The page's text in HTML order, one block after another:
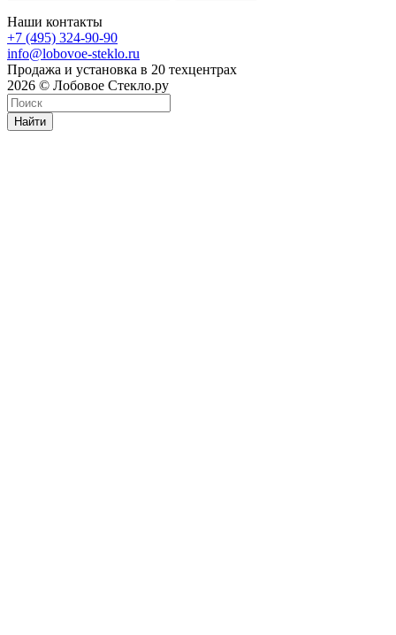
Наши контакты
+7 (495) 324-90-90
info@lobovoe-steklo.ru
Продажа и установка в 20 техцентрах
2026 © Лобовое Стекло.ру
Найти